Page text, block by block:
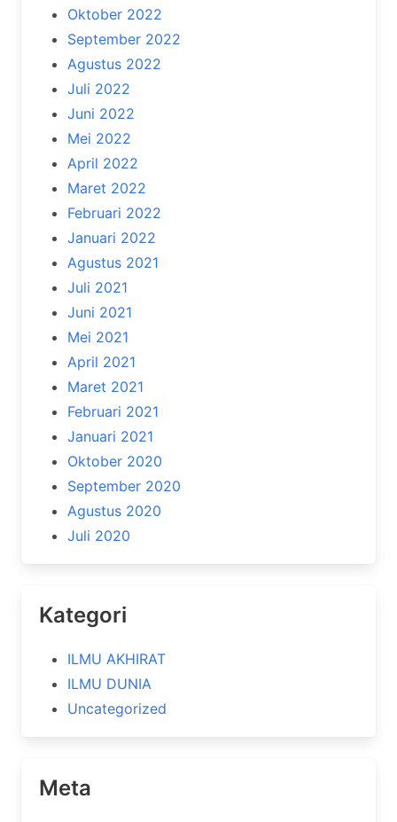
Oktober 2022
September 2022
Agustus 2022
Juli 2022
Juni 2022
Mei 2022
April 2022
Maret 2022
Februari 2022
Januari 2022
Agustus 2021
Juli 2021
Juni 2021
Mei 2021
April 2021
Maret 2021
Februari 2021
Januari 2021
Oktober 2020
September 2020
Agustus 2020
Juli 2020
Kategori
ILMU AKHIRAT
ILMU DUNIA
Uncategorized
Meta